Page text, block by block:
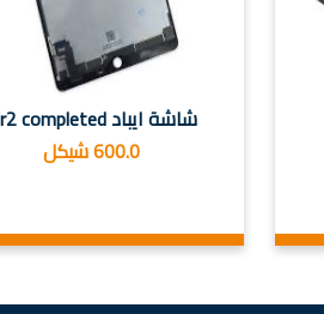
شاشة ايباد air2 completed
600.0 شيكل